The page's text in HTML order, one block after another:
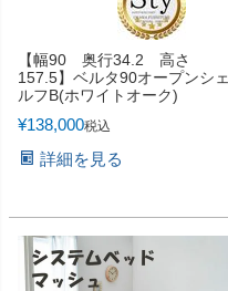
【幅90 奥行34.2 高さ
157.5】ベルタ90オープンシェ
ルフB(ホワイトオーク)
¥138,000税込
詳細を見る